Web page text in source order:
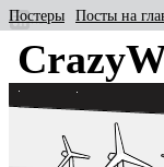
Постеры Посты на